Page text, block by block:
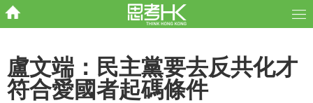
盧文端：民主黨要去反共化才
符合愛國者起碼條件